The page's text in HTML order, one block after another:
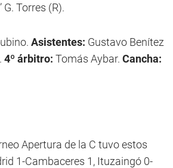
G. Torres (R).
Asistentes: Gustavo Benítez
4º árbitro: Tomás Aybar. Cancha:
Apertura de la C tuvo estos
1-Cambaceres 1, Ituzaingó 0-